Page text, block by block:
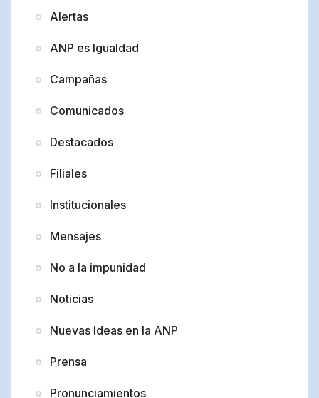
Alertas
ANP es Igualdad
Campañas
Comunicados
Destacados
Filiales
Institucionales
Mensajes
No a la impunidad
Noticias
Nuevas Ideas en la ANP
Prensa
Pronunciamientos